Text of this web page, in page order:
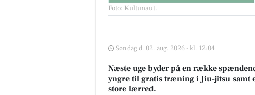
Foto: Kultunaut.
Søndag d. 02. aug. 2026 - kl. 12:04
Næste uge byder på en række
yngre til gratis træning i Jiu-jitsu samt
store lærred.